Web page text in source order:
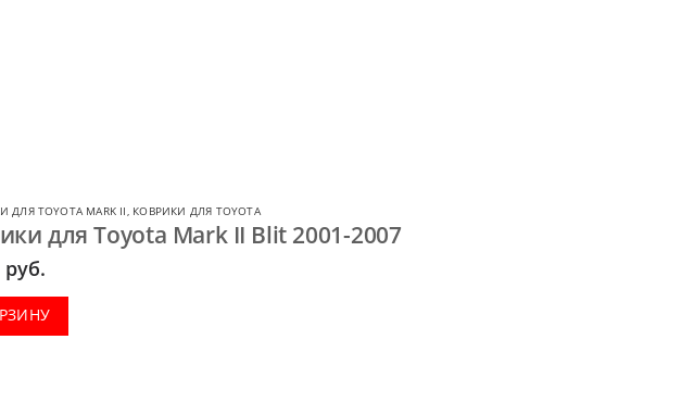
ДЛЯ TOYOTA MARK II, КОВРИКИ ДЛЯ TOYOTA
для Toyota Mark II Blit 2001-2007
руб.